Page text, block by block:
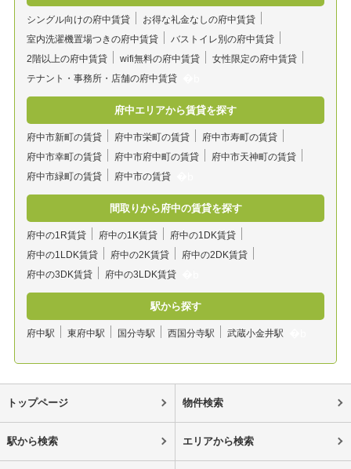
シングル向けの府中賃貸
お得な礼金なしの府中賃貸
室内洗濯機置場つきの府中賃貸
バストイレ別の府中賃貸
2階以上の府中賃貸
wifi無料の府中賃貸
女性限定の府中賃貸
テナント・事務所・店舗の府中賃貸
府中エリアから賃貸を探す
府中市新町の賃貸 府中市栄町の賃貸
府中市寿町の賃貸
府中市幸町の賃貸
府中市府中町の賃貸
府中市天神町の賃貸
府中市緑町の賃貸
府中市の賃貸
間取りから府中の賃貸を探す
府中の1R賃貸 府中の1K賃貸
府中の1DK賃貸
府中の1LDK賃貸
府中の2K賃貸
府中の2DK賃貸
府中の3DK賃貸
府中の3LDK賃貸
駅から探す
府中駅 東府中駅 国分寺駅 西国分寺駅 武蔵小金井駅
トップページ 物件検索
駅から検索 エリアから検索